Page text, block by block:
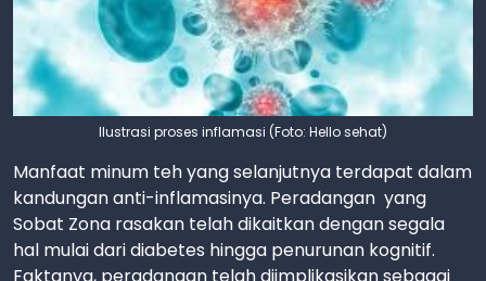
Ilustrasi proses inflamasi (Foto: Hello sehat)
Manfaat minum teh yang selanjutnya terdapat dalam
kandungan anti-inflamasinya. Peradangan yang
Sobat Zona rasakan telah dikaitkan dengan segala
hal mulai dari diabetes hingga penurunan kognitif.
Faktanya, peradangan telah diimplikasikan sebagai